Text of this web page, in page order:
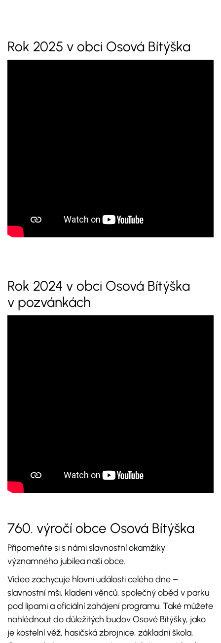
Rok 2025 v obci Osová Bítýška
Rok 2024 v obci Osová Bítýška
v pozvánkách
760. výročí obce Osová Bítýška
Připomeňte si s námi slavnostní okamžiky
významného jubilea naší obce.
Video zachycuje hlavní události celého dne –
slavnostní mši, kladení věnců, společný oběd v parku
pod lipami a oficiální zahájení programu. Také můžete
nahlédnout do důležitých budov Osové Bítýšky, jako
je kostelní věž, hasičská zbrojnice, základní škola,